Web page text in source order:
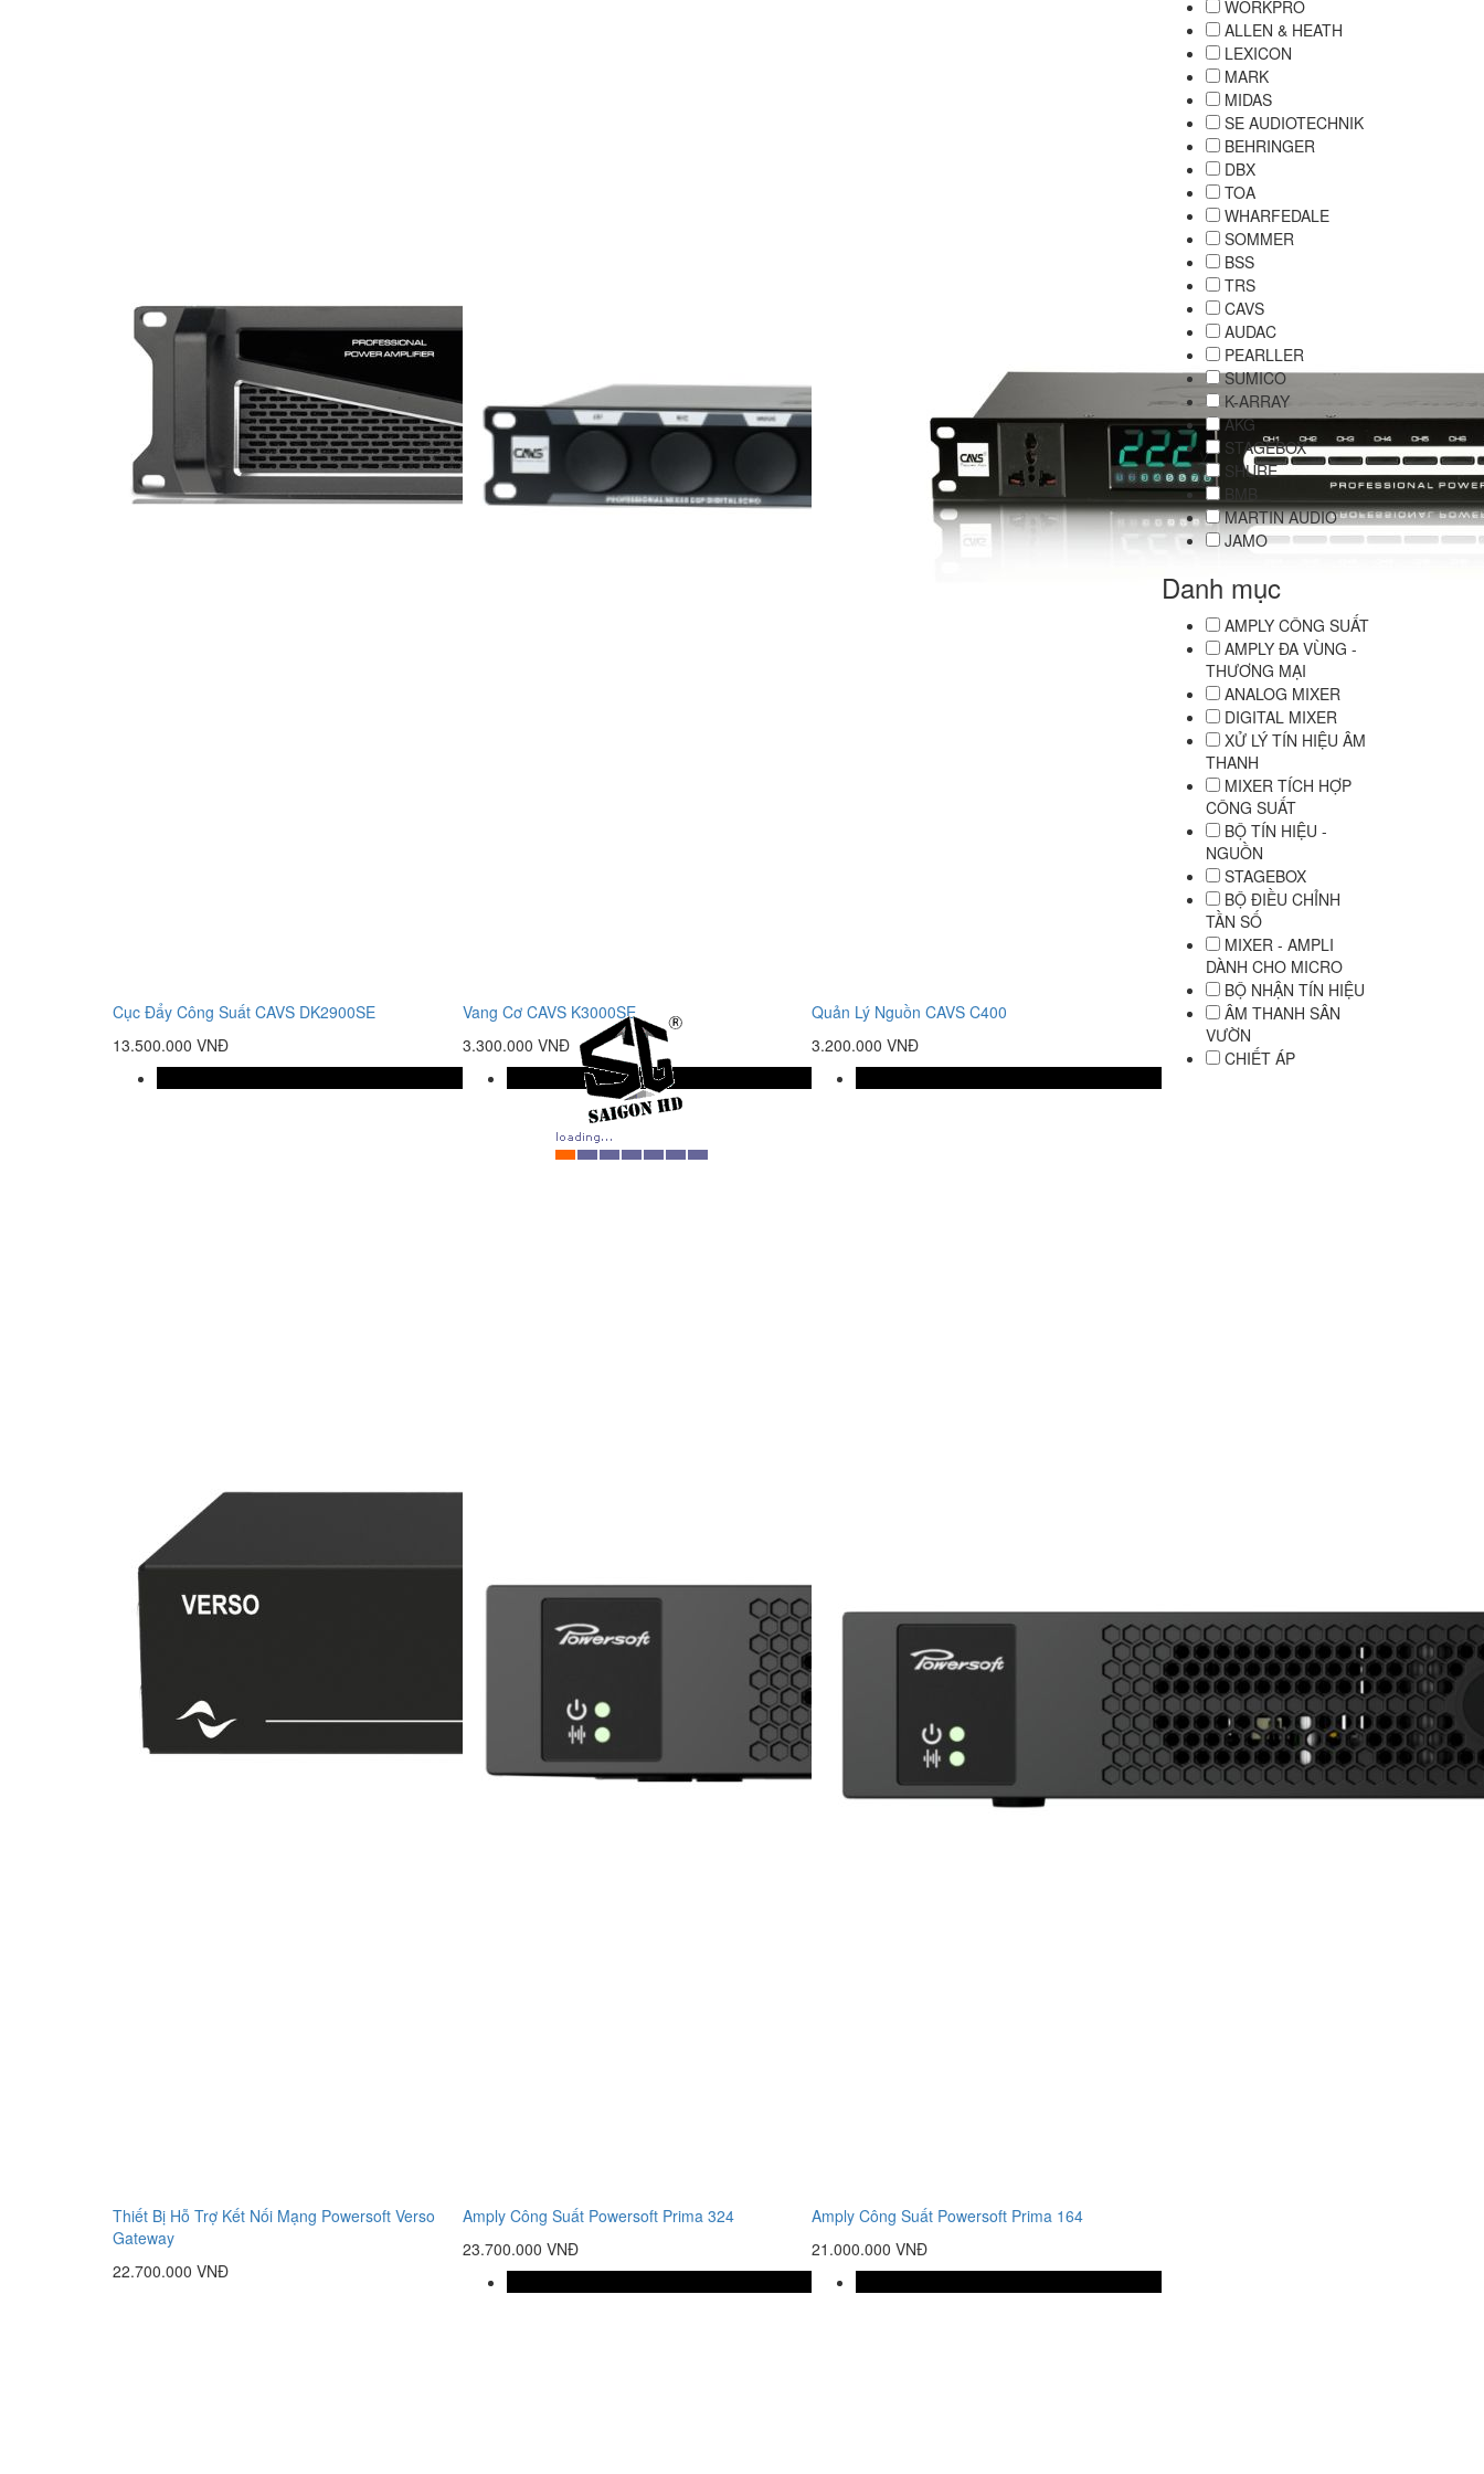
Cục Đẩy Công Suất CAVS DK2900SE
13.500.000 VNĐ
Vang Cơ CAVS K3000SE
3.300.000 VNĐ
Quản Lý Nguồn CAVS C400
3.200.000 VNĐ
Thiết Bị Hỗ Trợ Kết Nối Mạng Powersoft Verso
Gateway
22.700.000 VNĐ
Amply Công Suất Powersoft Prima 324
23.700.000 VNĐ
Amply Công Suất Powersoft Prima 164
21.000.000 VNĐ
WORKPRO
ALLEN & HEATH
LEXICON
MARK
MIDAS
SE AUDIOTECHNIK
BEHRINGER
DBX
TOA
WHARFEDALE
SOMMER
BSS
TRS
CAVS
AUDAC
PEARLLER
SUMICO
K-ARRAY
AKG
STAGEBOX
SHURE
BMB
MARTIN AUDIO
JAMO
Danh mục
AMPLY CÔNG SUẤT
AMPLY ĐA VÙNG -
THƯƠNG MẠI
ANALOG MIXER
DIGITAL MIXER
XỬ LÝ TÍN HIỆU ÂM
THANH
MIXER TÍCH HỢP
CÔNG SUẤT
BỘ TÍN HIỆU -
NGUỒN
STAGEBOX
BỘ ĐIỀU CHỈNH
TẦN SỐ
MIXER - AMPLI
DÀNH CHO MICRO
BỘ NHẬN TÍN HIỆU
ÂM THANH SÂN
VƯỜN
CHIẾT ÁP